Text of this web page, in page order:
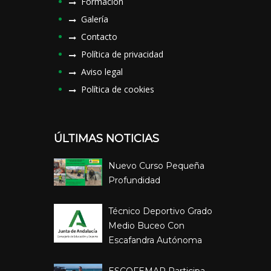
Galería
Contacto
Política de privacidad
Aviso legal
Política de cookies
ÚLTIMAS NOTICIAS
Nuevo Curso Pequeña
Profundidad
Técnico Deportivo Grado
Medio Buceo Con
Escafandra Autónoma